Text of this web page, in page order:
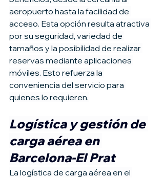
aeropuerto hasta la facilidad de
acceso. Esta opción resulta atractiva
por su seguridad, variedad de
tamaños y la posibilidad de realizar
reservas mediante aplicaciones
móviles. Esto refuerza la
conveniencia del servicio para
quienes lo requieren.
Logística y gestión de
carga aérea en
Barcelona-El Prat
La logística de carga aérea en el